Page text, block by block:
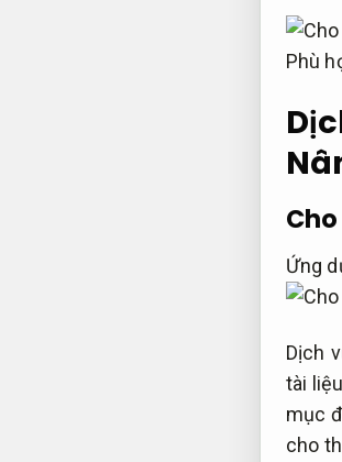
Phù
Ứng
Dịch
tài
mục
cho